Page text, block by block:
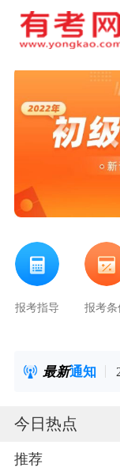
报考指导 报考条
最新通知
名即将开始..
今日热点
推荐